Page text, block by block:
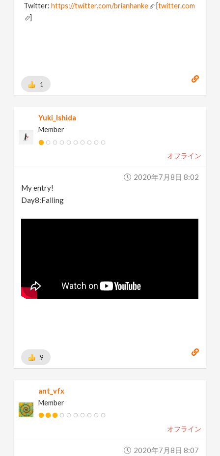
Twitter:https://twitter.com/brianhanke [twitter.com
]
1
Yuki_Ishida
Member
オフライン
2020年7月8日 8:02
My entry!
Day8:Falling
9
ant_vfx
Member
オフライン
2020年7月8日 8:07